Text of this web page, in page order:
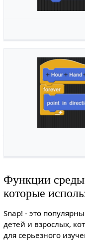
Функции
которые
Snap! - это
детей и взрослых,
для серьезного